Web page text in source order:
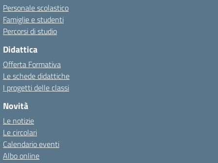
Personale scolastico
Famiglie e studenti
Percorsi di studio
Didattica
Offerta Formativa
Le schede didattiche
I progetti delle classi
Novità
Le notizie
Le circolari
Calendario eventi
Albo online